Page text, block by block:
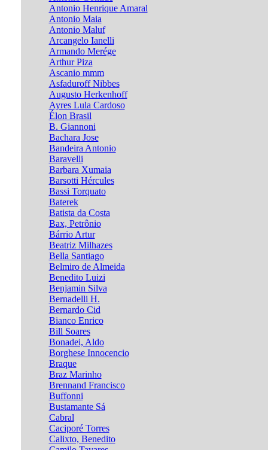
Antonio Henrique Amaral
Antonio Maia
Antonio Maluf
Arcangelo Ianelli
Armando Merége
Arthur Piza
Ascanio mmm
Asfaduroff Nibbes
Augusto Herkenhoff
Ayres Lula Cardoso
Élon Brasil
B. Giannoni
Bachara Jose
Bandeira Antonio
Baravelli
Barbara Xumaia
Barsotti Hércules
Bassi Torquato
Baterek
Batista da Costa
Bax, Petrônio
Bárrio Artur
Beatriz Milhazes
Bella Santiago
Belmiro de Almeida
Benedito Luizi
Benjamin Silva
Bernadelli H.
Bernardo Cid
Bianco Enrico
Bill Soares
Bonadei, Aldo
Borghese Innocencio
Braque
Braz Marinho
Brennand Francisco
Buffonni
Bustamante Sá
Cabral
Caciporé Torres
Calixto, Benedito